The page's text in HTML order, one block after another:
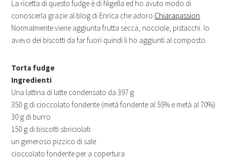
La ricetta di questo fudge è di Nigella ed ho avuto modo di
conoscerla grazie al blog di Enrica che adoro Chiarapassion.
Normalmente viene aggiunta frutta secca, nocciole, pistacchi. Io
avevo dei biscotti da far fuori quindi li ho aggiunti al composto.
Torta fudge
Ingredienti
Una lattina di latte condensato da 397 g
350 g di cioccolato fondente (metà fondente al 55% e metà al 70%)
30 g di burro
150 g di biscotti sbriciolati
un generoso pizzico di sale
cioccolato fondente per a copertura